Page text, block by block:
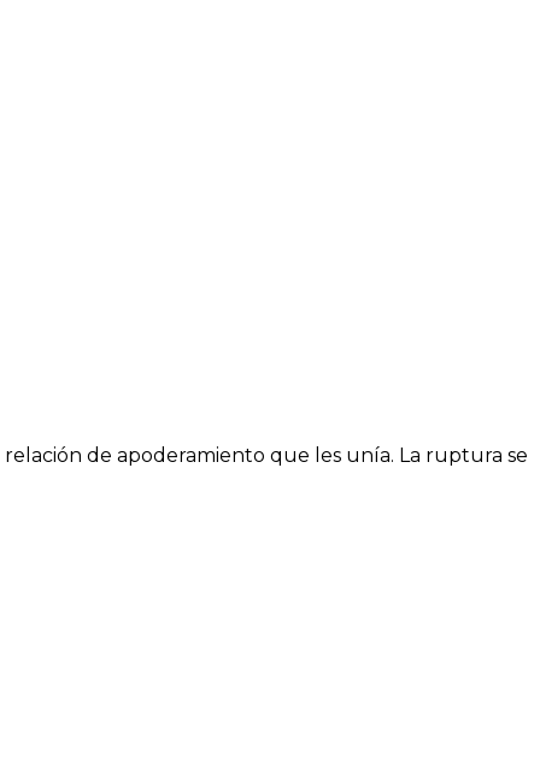
relación de apoderamiento que les unía. La ruptura se